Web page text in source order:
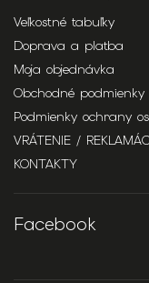
Veľkostné tabuľky
Doprava a platba
Moja objednávka
Obchodné podmienky
Podmienky ochrany
VRÁTENIE /
KONTAKTY
Facebook